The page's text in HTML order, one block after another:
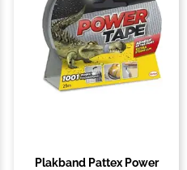
Plakband Pattex Power